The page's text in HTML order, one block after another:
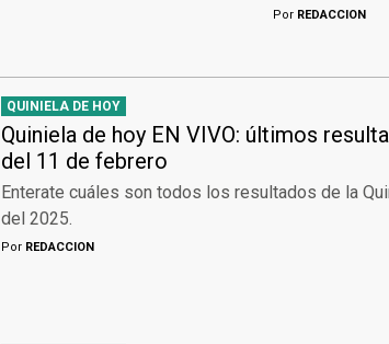
Por REDACCION
QUINIELA DE HOY
Quiniela de hoy EN VIVO: últimos
del 11 de febrero
Enterate cuáles son todos los resultados de la
del 2025.
Por REDACCION